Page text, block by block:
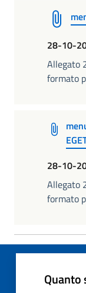
28-10-
Allegato
formato
28-10-
Allegato
formato
Quanto